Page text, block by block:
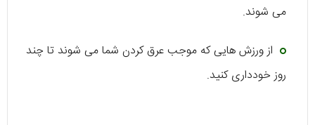
می شوند.
از ورزش هایی که موجب عرق کردن شما می شوند تا چند
روز خودداری کنید.